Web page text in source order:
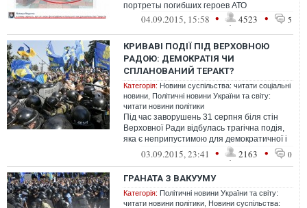
портреты погибших героев АТО
04.09.2015, 15:58 • 4523 • 5
КРИВАВІ ПОДІЇ ПІД ВЕРХОВНОЮ
РАДОЮ: ДЕМОКРАТІЯ ЧИ
СПЛАНОВАНИЙ ТЕРАКТ?
Категорія: Новини суспільства: читати соціальні
новини Політичні новини України та світу:
читати новини політики
Під час заворушень 31 серпня біля стін
Верховної Ради відбулась трагічна подія,
яка є неприпустимою для демократичної і
правової держави: демонстранти...
03.09.2015, 23:41 • 2163 • 0
ГРАНАТА З ВАКУУМУ
Категорія: Політичні новини України та світу:
читати новини політики Новини суспільства: